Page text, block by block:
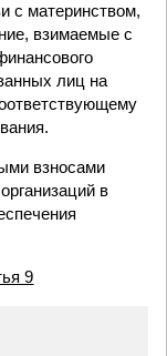
с материнством,
взимаемые с
лиц на
взносами
в
9